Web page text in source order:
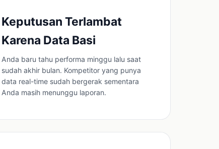
Keputusan Terlambat
Karena Data Basi
Anda baru tahu performa minggu lalu saat
sudah akhir bulan. Kompetitor yang punya
data real-time sudah bergerak sementara
Anda masih menunggu laporan.